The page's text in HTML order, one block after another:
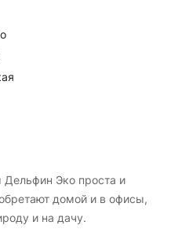
Эко проста и
домой и в офисы,
и на дачу.